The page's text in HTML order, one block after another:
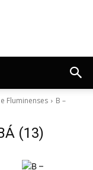
Fluminenses
B –
(13)